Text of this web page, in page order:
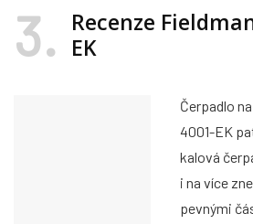
3
Recenze
EK
Čerpadlo
4001-EK
kalová
i na více
pevnými